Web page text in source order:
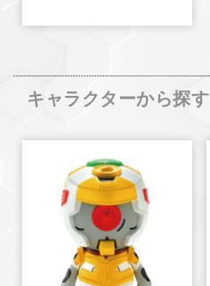
キャラクターから探す